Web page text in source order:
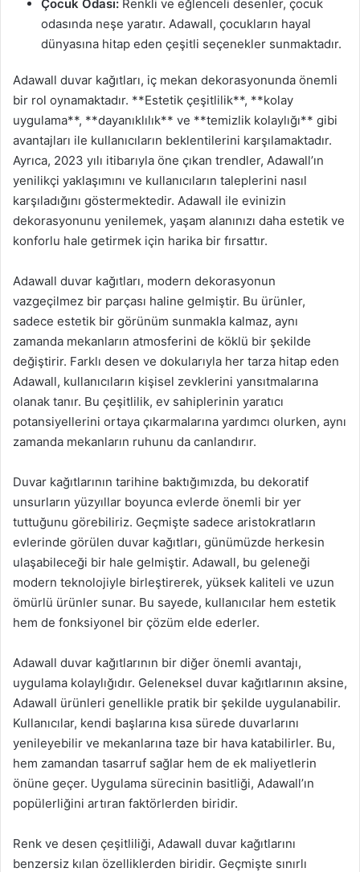
Çocuk Odası: Renkli ve eğlenceli desenler, çocuk
odasında neşe yaratır. Adawall, çocukların hayal
dünyasına hitap eden çeşitli seçenekler sunmaktadır.
Adawall duvar kağıtları, iç mekan dekorasyonunda önemli
bir rol oynamaktadır. **Estetik çeşitlilik**, **kolay
uygulama**, **dayanıklılık** ve **temizlik kolaylığı** gibi
avantajları ile kullanıcıların beklentilerini karşılamaktadır.
Ayrıca, 2023 yılı itibarıyla öne çıkan trendler, Adawall’ın
yenilikçi yaklaşımını ve kullanıcıların taleplerini nasıl
karşıladığını göstermektedir. Adawall ile evinizin
dekorasyonunu yenilemek, yaşam alanınızı daha estetik ve
konforlu hale getirmek için harika bir fırsattır.
Adawall duvar kağıtları, modern dekorasyonun
vazgeçilmez bir parçası haline gelmiştir. Bu ürünler,
sadece estetik bir görünüm sunmakla kalmaz, aynı
zamanda mekanların atmosferini de köklü bir şekilde
değiştirir. Farklı desen ve dokularıyla her tarza hitap eden
Adawall, kullanıcıların kişisel zevklerini yansıtmalarına
olanak tanır. Bu çeşitlilik, ev sahiplerinin yaratıcı
potansiyellerini ortaya çıkarmalarına yardımcı olurken, aynı
zamanda mekanların ruhunu da canlandırır.
Duvar kağıtlarının tarihine baktığımızda, bu dekoratif
unsurların yüzyıllar boyunca evlerde önemli bir yer
tuttuğunu görebiliriz. Geçmişte sadece aristokratların
evlerinde görülen duvar kağıtları, günümüzde herkesin
ulaşabileceği bir hale gelmiştir. Adawall, bu geleneği
modern teknolojiyle birleştirerek, yüksek kaliteli ve uzun
ömürlü ürünler sunar. Bu sayede, kullanıcılar hem estetik
hem de fonksiyonel bir çözüm elde ederler.
Adawall duvar kağıtlarının bir diğer önemli avantajı,
uygulama kolaylığıdır. Geleneksel duvar kağıtlarının aksine,
Adawall ürünleri genellikle pratik bir şekilde uygulanabilir.
Kullanıcılar, kendi başlarına kısa sürede duvarlarını
yenileyebilir ve mekanlarına taze bir hava katabilirler. Bu,
hem zamandan tasarruf sağlar hem de ek maliyetlerin
önüne geçer. Uygulama sürecinin basitliği, Adawall’ın
popülerliğini artıran faktörlerden biridir.
Renk ve desen çeşitliliği, Adawall duvar kağıtlarını
benzersiz kılan özelliklerden biridir. Geçmişte sınırlı